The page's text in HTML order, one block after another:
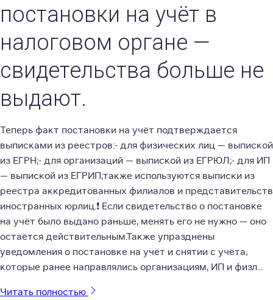
постановки на учёт в
налоговом органе —
свидетельства больше не
выдают.
Теперь факт постановки на учёт подтверждается
выписками из реестров:- для физических лиц — выпиской
из ЕГРН;- для организаций — выпиской из ЕГРЮЛ;- для ИП
— выпиской из ЕГРИП;также используются выписки из
реестра аккредитованных филиалов и представительств
иностранных юрлиц.❗️ Если свидетельство о постановке
на учёт было выдано раньше, менять его не нужно — оно
остаётся действительным.Также упразднены
уведомления о постановке на учёт и снятии с учёта,
которые ранее направлялись организациям, ИП и физл...
Читать полностью